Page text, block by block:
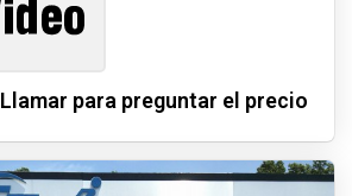
Llamar para preguntar el precio